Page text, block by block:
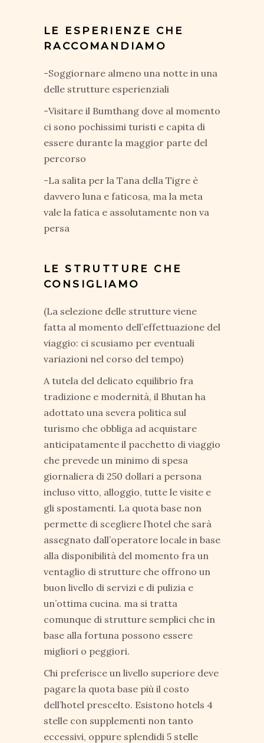
LE ESPERIENZE CHE
RACCOMANDIAMO
-Soggiornare almeno una notte in una
delle strutture esperienziali
-Visitare il Bumthang dove al momento
ci sono pochissimi turisti e capita di
essere durante la maggior parte del
percorso
-La salita per la Tana della Tigre è
davvero luna e faticosa, ma la meta
vale la fatica e assolutamente non va
persa
LE STRUTTURE CHE
CONSIGLIAMO
(La selezione delle strutture viene
fatta al momento dell’effettuazione del
viaggio: ci scusiamo per eventuali
variazioni nel corso del tempo)
A tutela del delicato equilibrio fra
tradizione e modernità, il Bhutan ha
adottato una severa politica sul
turismo che obbliga ad acquistare
anticipatamente il pacchetto di viaggio
che prevede un minimo di spesa
giornaliera di 250 dollari a persona
incluso vitto, alloggio, tutte le visite e
gli spostamenti. La quota base non
permette di scegliere l’hotel che sarà
assegnato dall’operatore locale in base
alla disponibilità del momento fra un
ventaglio di strutture che offrono un
buon livello di servizi e di pulizia e
un’ottima cucina. ma si tratta
comunque di strutture semplici che in
base alla fortuna possono essere
migliori o peggiori.
Chi preferisce un livello superiore deve
pagare la quota base più il costo
dell’hotel prescelto. Esistono hotels 4
stelle con supplementi non tanto
eccessivi, oppure splendidi 5 stelle